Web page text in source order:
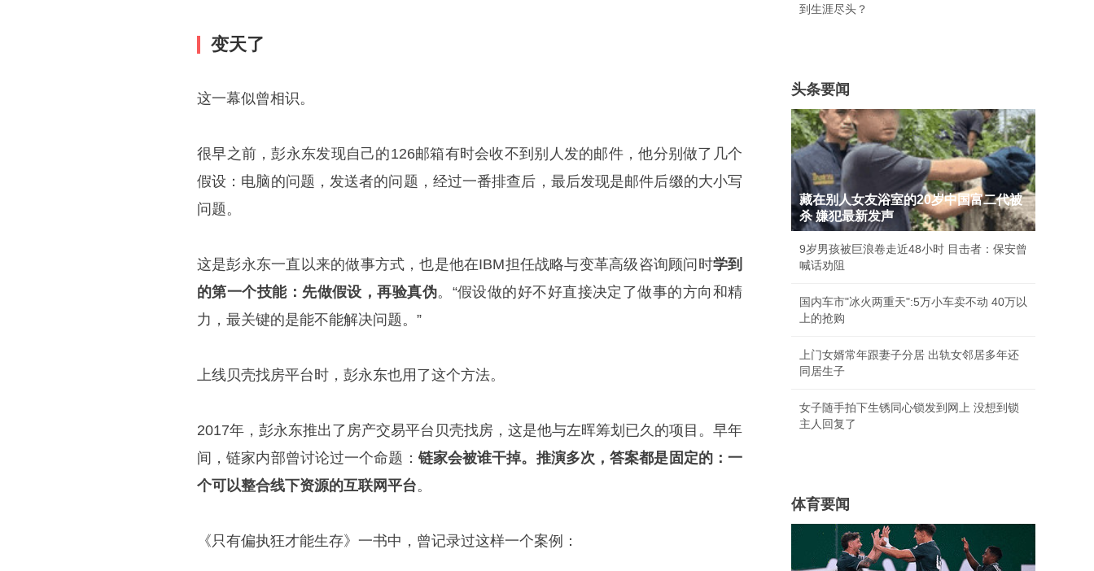
变天了
这一幕似曾相识。
很早之前，彭永东发现自己的126邮箱有时会收不到别人发的邮件，他分别做了几个
假设：电脑的问题，发送者的问题，经过一番排查后，最后发现是邮件后缀的大小写
问题。
这是彭永东一直以来的做事方式，也是他在IBM担任战略与变革高级咨询顾问时学到
的第一个技能：先做假设，再验真伪。“假设做的好不好直接决定了做事的方向和精
力，最关键的是能不能解决问题。”
上线贝壳找房平台时，彭永东也用了这个方法。
2017年，彭永东推出了房产交易平台贝壳找房，这是他与左晖筹划已久的项目。早年
间，链家内部曾讨论过一个命题： 链家会被谁干掉。推演多次，答案都是固定的：一
个可以整合线下资源的互联网平台。
《只有偏执狂才能生存》一书中，曾记录过这样一个案例：
到生涯尽头？
头条要闻
藏在别人女友浴室的20岁中国富二代被
杀 嫌犯最新发声
9岁男孩被巨浪卷走近48小时 目击者：保安曾
喊话劝阻
国内车市"冰火两重天":5万小车卖不动 40万以
上的抢购
上门女婿常年跟妻子分居 出轨女邻居多年还
同居生子
女子随手拍下生锈同心锁发到网上 没想到锁
主人回复了
体育要闻